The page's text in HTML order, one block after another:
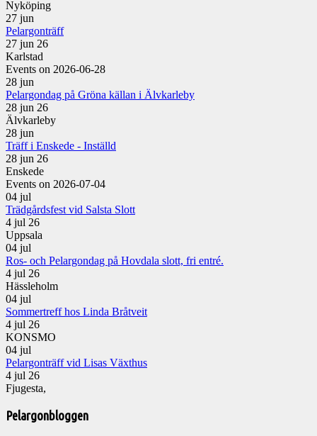
Nyköping
27 jun
Pelargonträff
27 jun 26
Karlstad
Events on 2026-06-28
28 jun
Pelargondag på Gröna källan i Älvkarleby
28 jun 26
Älvkarleby
28 jun
Träff i Enskede - Inställd
28 jun 26
Enskede
Events on 2026-07-04
04 jul
Trädgårdsfest vid Salsta Slott
4 jul 26
Uppsala
04 jul
Ros- och Pelargondag på Hovdala slott, fri entré.
4 jul 26
Hässleholm
04 jul
Sommertreff hos Linda Bråtveit
4 jul 26
KONSMO
04 jul
Pelargonträff vid Lisas Växthus
4 jul 26
Fjugesta,
Pelargonbloggen